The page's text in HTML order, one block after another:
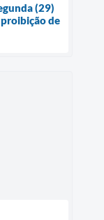
(29)
de